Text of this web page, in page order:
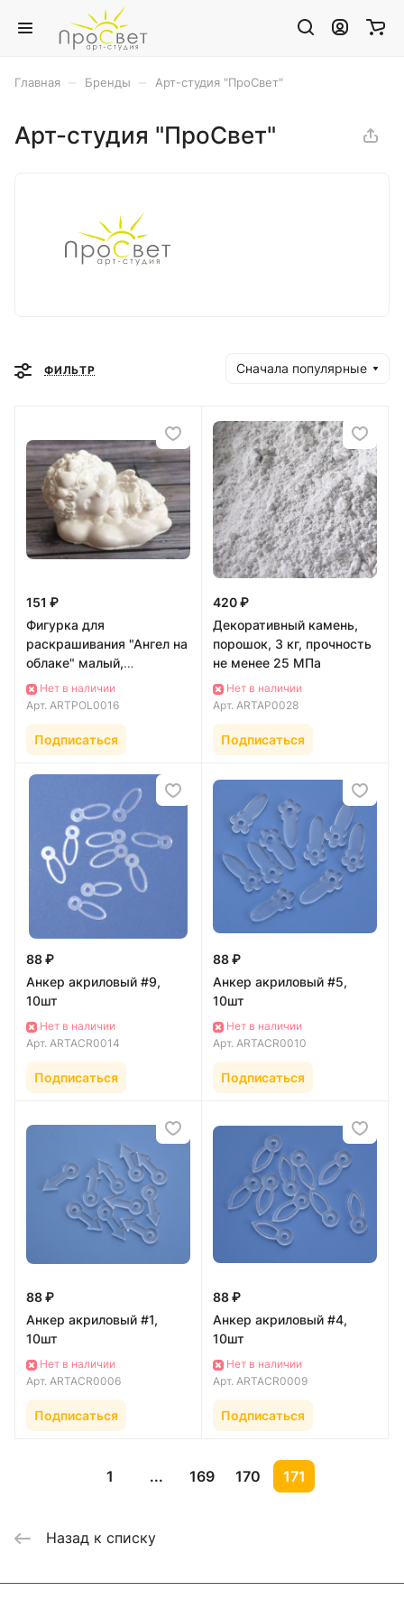
Главная Бренды Арт-студия "ПроСвет"
Арт-студия "ПроСвет"
ФИЛЬТР Сначала популярные
151 ₽
Фигурка для
раскрашивания "Ангел на
облаке" малый,
искусственный мрамор
Нет в наличии
Арт. ARTPOL0016
Подписаться
420 ₽
Декоративный камень,
порошок, 3 кг, прочность
не менее 25 МПа
Нет в наличии
Арт. ARTAP0028
Подписаться
88 ₽
Анкер акриловый #9,
10шт
Нет в наличии
Арт. ARTACR0014
Подписаться
88 ₽
Анкер акриловый #5,
10шт
Нет в наличии
Арт. ARTACR0010
Подписаться
88 ₽
Анкер акриловый #1,
10шт
Нет в наличии
Арт. ARTACR0006
Подписаться
88 ₽
Анкер акриловый #4,
10шт
Нет в наличии
Арт. ARTACR0009
Подписаться
1 ... 169 170 171
Назад к списку